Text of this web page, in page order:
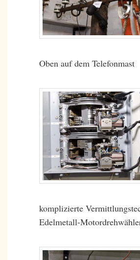
Oben auf dem Telefonmast
komplizierte
Edelmetall-